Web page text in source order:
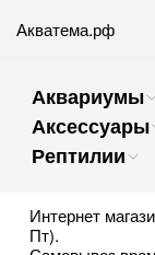
Акватема.рф
Аквариумы
Аксессуары
Рептилии
Интернет
Пт).